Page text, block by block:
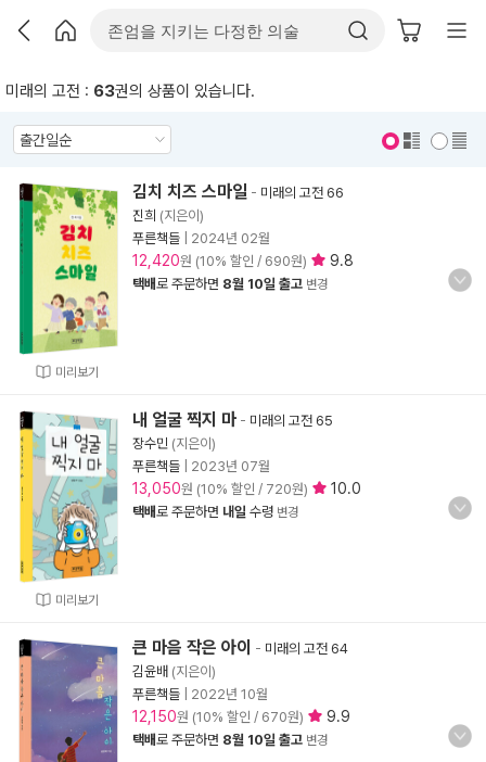
미래의 고전 : 63권의 상품이 있습니다.
미리보기
김치 치즈 스마일 - 미래의 고전 66
진희 (지은이)
푸른책들
2024년 02월
12,420원 (10% 할인 / 690원) 9.8
택배로 주문하면 8월 10일 출고 변경
미리보기
내 얼굴 찍지 마 - 미래의 고전 65
장수민 (지은이)
푸른책들
2023년 07월
13,050원 (10% 할인 / 720원) 10.0
택배로 주문하면 내일 수령 변경
큰 마음 작은 아이 - 미래의 고전 64
김윤배 (지은이)
푸른책들
2022년 10월
12,150원 (10% 할인 / 670원) 9.9
택배로 주문하면 8월 10일 출고 변경